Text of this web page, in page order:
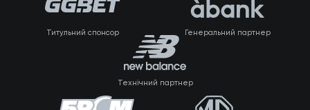
Титульний спонсор Генеральний партнер
Технічний партнер